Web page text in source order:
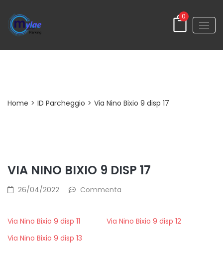
0
Home > ID Parcheggio > Via Nino Bixio 9 disp 17
VIA NINO BIXIO 9 DISP 17
26/04/2022 Commenta
Via Nino Bixio 9 disp 11
Via Nino Bixio 9 disp 12
Via Nino Bixio 9 disp 13